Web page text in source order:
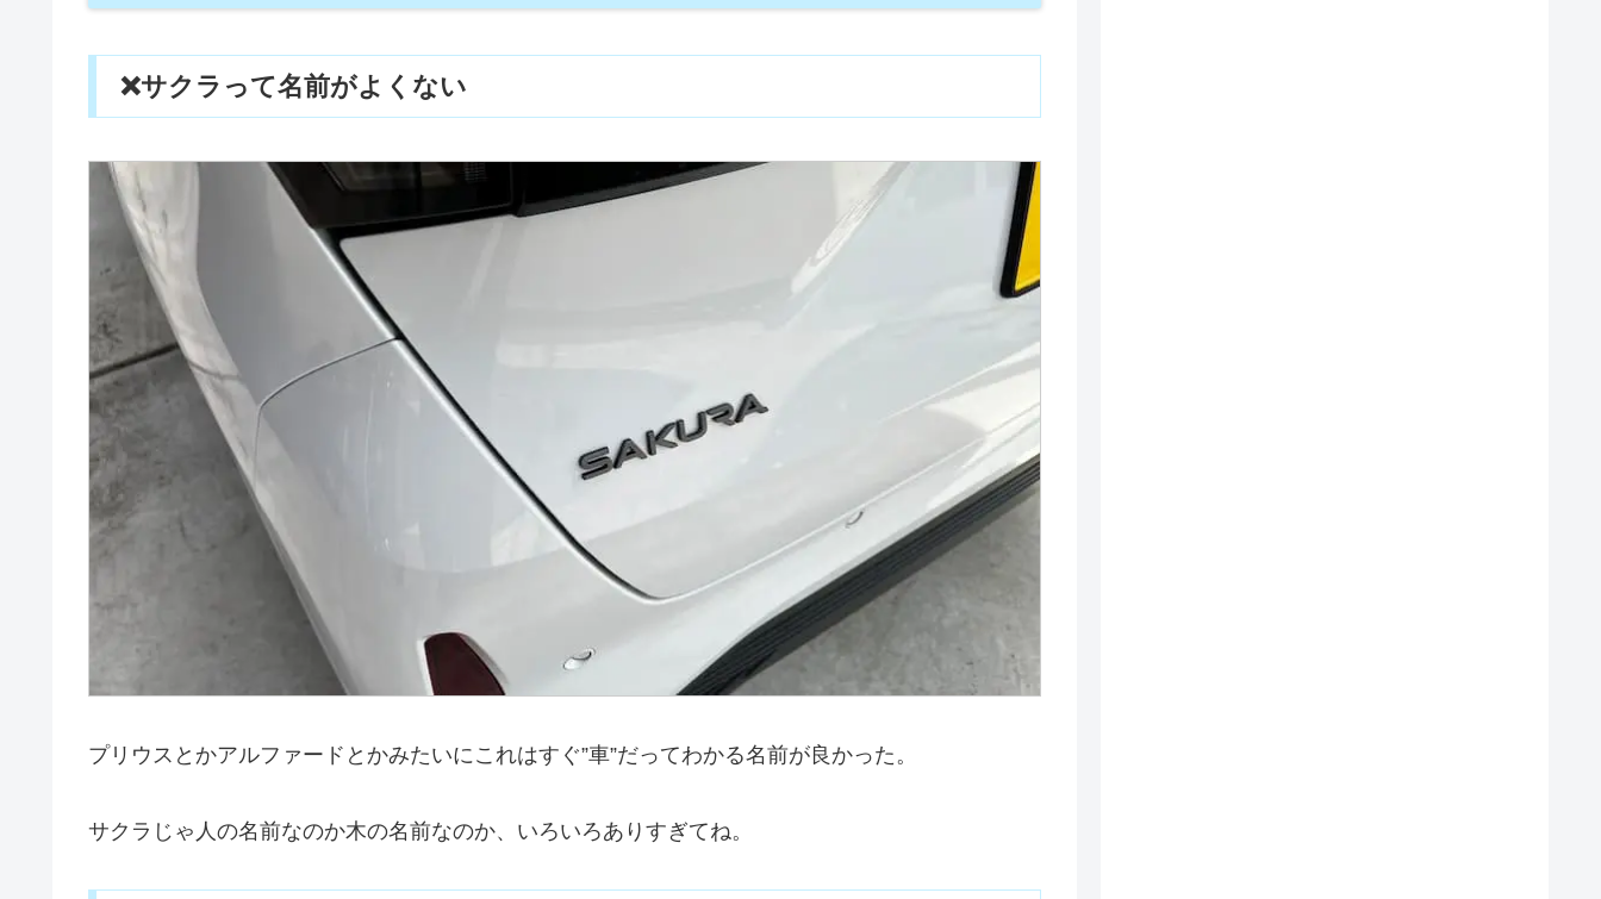
❌サクラって名前がよくない
プリウスとかアルファードとかみたいにこれはすぐ”車”だってわかる名前が良かった。
サクラじゃ人の名前なのか木の名前なのか、いろいろありすぎてね。